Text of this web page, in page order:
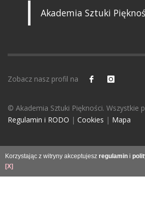
Akademia Sztuki
Zobacz nasz profil na
© Akademia Sztuki Piękności. Wszystkie
Regulamin i RODO | Cookies | Mapa
Korzystając z witryny akceptujesz regulamin i
[X]